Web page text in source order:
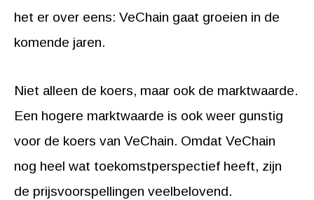
het er over eens: VeChain gaat groeien in de
komende jaren.
Niet alleen de koers, maar ook de marktwaarde.
Een hogere marktwaarde is ook weer gunstig
voor de koers van VeChain. Omdat VeChain
nog heel wat toekomstperspectief heeft, zijn
de prijsvoorspellingen veelbelovend.